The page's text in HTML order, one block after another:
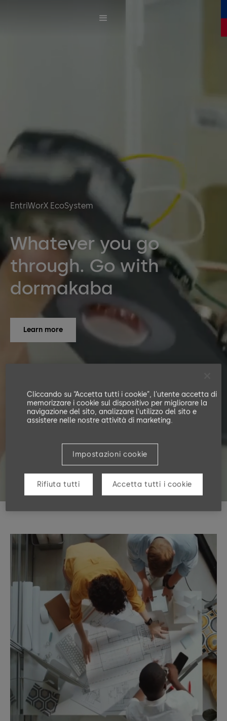
EntriWorX EcoSystem
Whatever you go
through. Go with
dormakaba
Learn more
Cliccando su “Accetta tutti i cookie”, l'utente accetta di
memorizzare i cookie sul dispositivo per migliorare la
navigazione del sito, analizzare l'utilizzo del sito e
assistere nelle nostre attività di marketing.
Impostazioni cookie
Rifiuta tutti Accetta tutti i cookie